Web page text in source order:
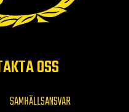
OSS
SAMHÄLLSANSVAR